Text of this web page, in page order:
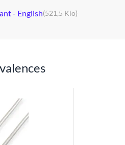
- English(521,5 Kio)